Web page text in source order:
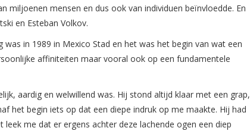
miljoenen mensen en dus ook van individuen beïnvloedde. En
en Esteban Volkov.
in 1989 in Mexico Stad en het was het begin van wat een
affiniteiten maar vooral ook op een fundamentele
aardig en welwillend was. Hij stond altijd klaar met een grap,
het begin iets op dat een diepe indruk op me maakte. Hij had
me dat er ergens achter deze lachende ogen een diep